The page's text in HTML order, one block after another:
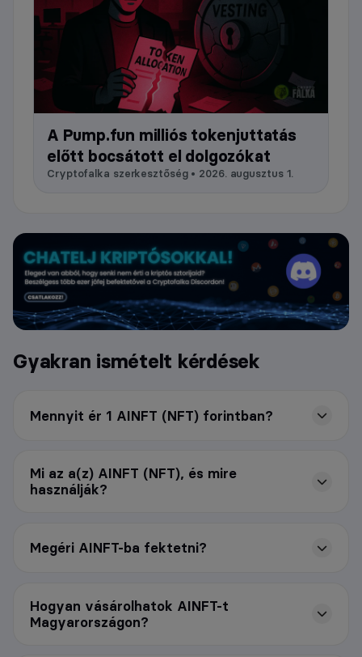
A Pump.fun milliós tokenjuttatás
előtt bocsátott el dolgozókat
Cryptofalka szerkesztőség • 2026. augusztus 1.
Gyakran ismételt kérdések
Mennyit ér 1 AINFT (NFT) forintban?
Mi az a(z) AINFT (NFT), és mire
használják?
Megéri AINFT-ba fektetni?
Hogyan vásárolhatok AINFT-t
Magyarországon?